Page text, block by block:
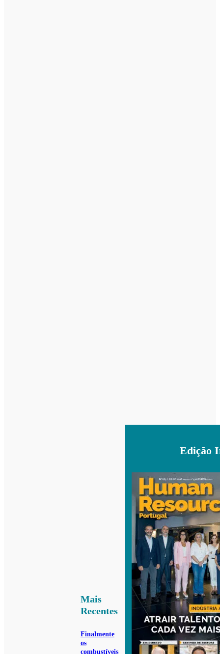
Mais
Recentes
Finalmente
os
combustíveis
Edição